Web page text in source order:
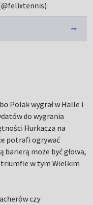
Polak wygrał w Halle i
do wygrania
Hurkacza na
potrafi ogrywać
barierą może być głowa,
triumfie w tym Wielkim
czy